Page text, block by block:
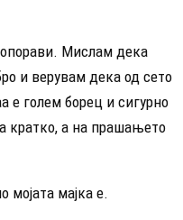
Мислам дека
и верувам дека од сето
е голем борец и сигурно
кратко, а на прашањето
мојата мајка е.